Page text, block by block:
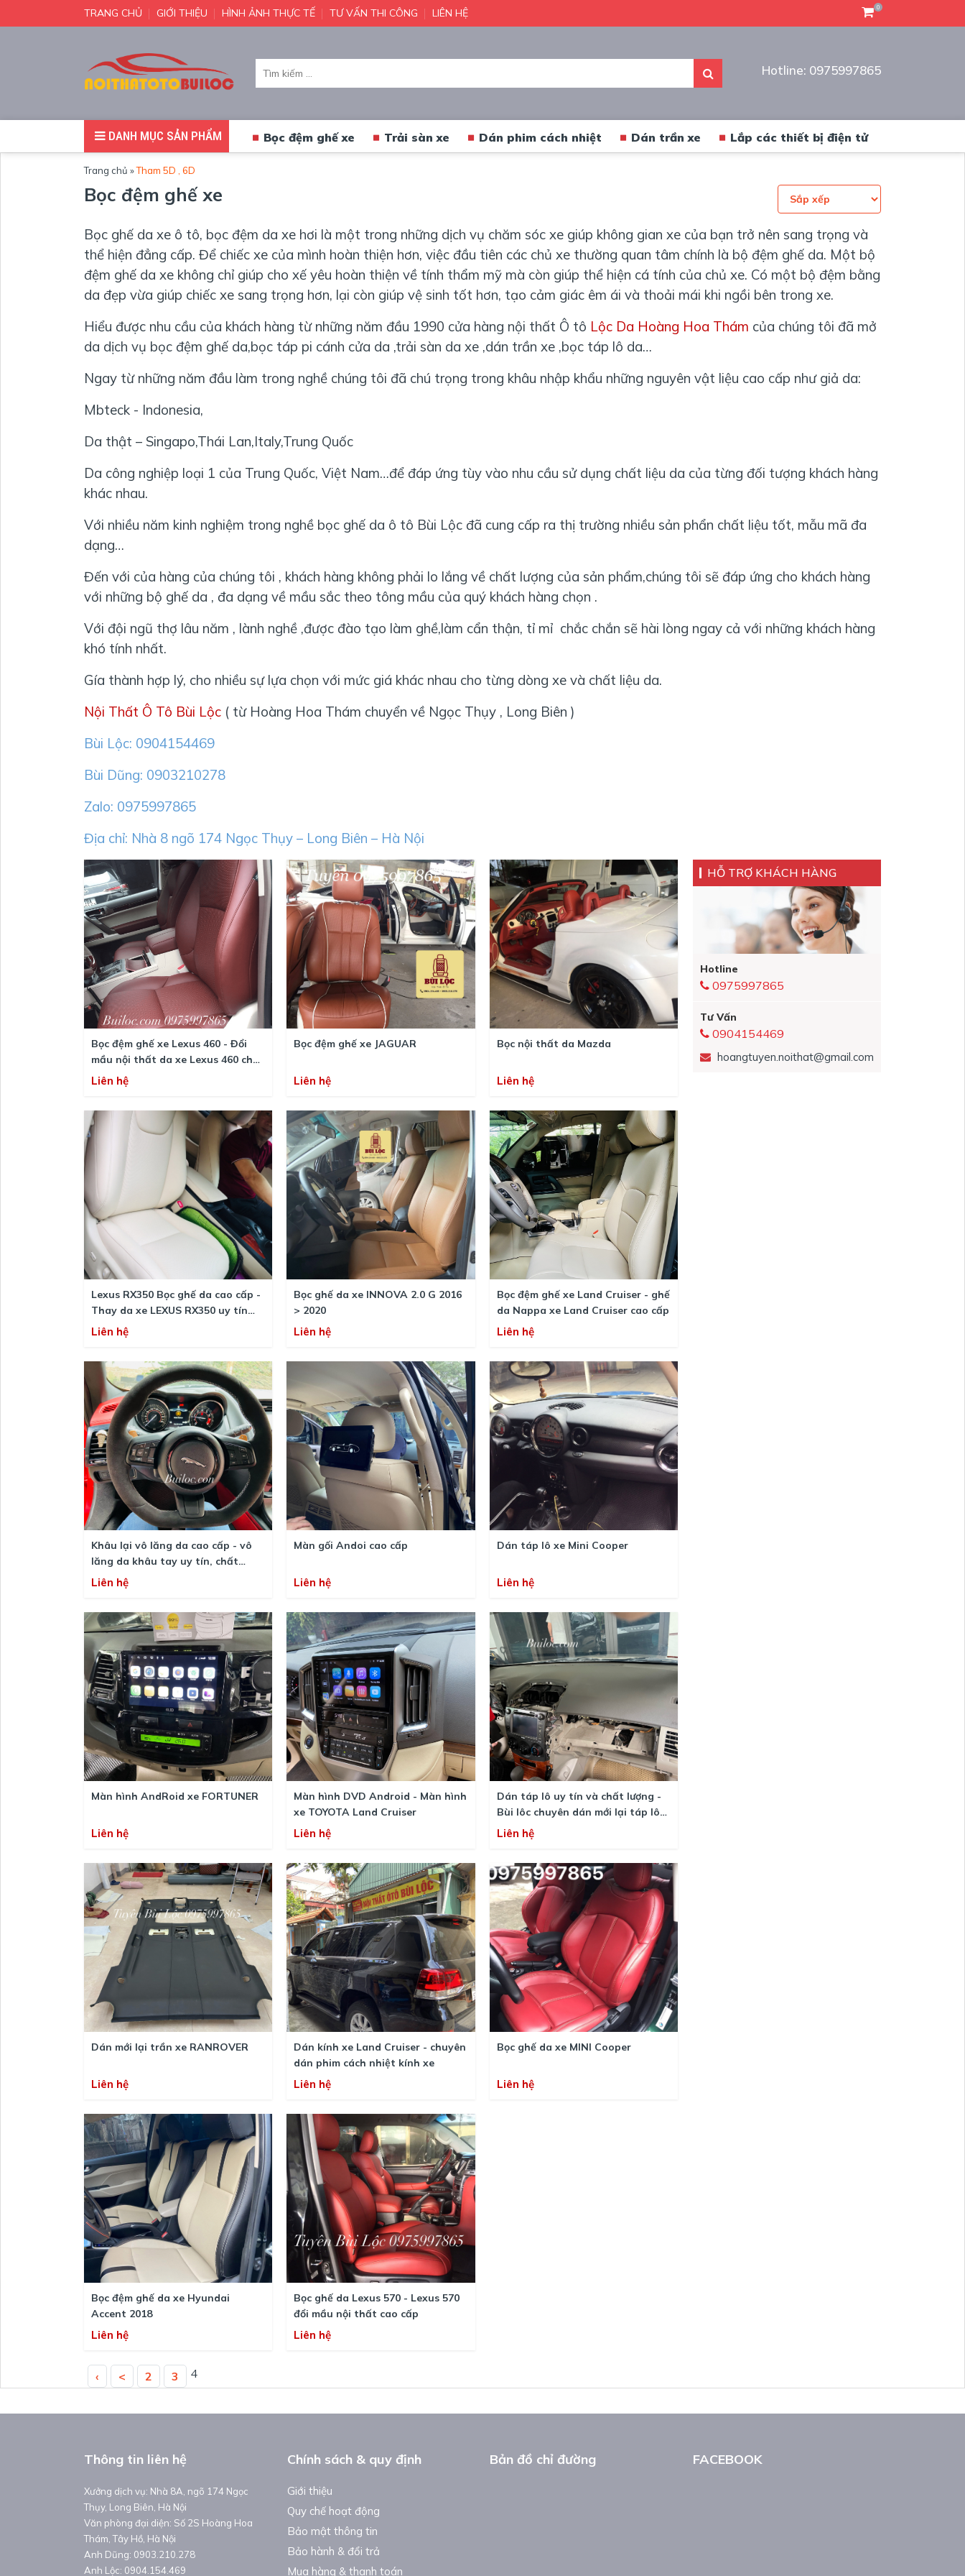
TRANG CHỦ GIỚI THIỆU HÌNH ẢNH THỰC TẾ TƯ VẤN THI CÔNG LIÊN HỆ 0
Tìm
kiếm:
Hotline: 0975997865
DANH MỤC SẢN PHẨM Bọc đệm ghế xe Trải sàn xe Dán phim cách nhiệt Dán trần xe Lắp các thiết bị điện tử
Trang chủ »Tham 5D , 6D
Bọc đệm ghế xe
Bọc ghế da xe ô tô, bọc đệm da xe hơi là một trong những dịch vụ chăm sóc xe giúp không gian xe của bạn trở nên sang trọng và
thể hiện đẳng cấp. Để chiếc xe của mình hoàn thiện hơn, việc đầu tiên các chủ xe thường quan tâm chính là bộ đệm ghế da. Một bộ
đệm ghế da xe không chỉ giúp cho xế yêu hoàn thiện về tính thẩm mỹ mà còn giúp thể hiện cá tính của chủ xe. Có một bộ đệm bằng
da đẹp vừa giúp chiếc xe sang trọng hơn, lại còn giúp vệ sinh tốt hơn, tạo cảm giác êm ái và thoải mái khi ngồi bên trong xe.
Hiểu được nhu cầu của khách hàng từ những năm đầu 1990 cửa hàng nội thất Ô tô Lộc Da Hoàng Hoa Thám của chúng tôi đã mở
da dịch vụ bọc đệm ghế da,bọc táp pi cánh cửa da ,trải sàn da xe ,dán trần xe ,bọc táp lô da…
Ngay từ những năm đầu làm trong nghề chúng tôi đã chú trọng trong khâu nhập khẩu những nguyên vật liệu cao cấp như giả da:
Mbteck - Indonesia,
Da thật – Singapo,Thái Lan,Italy,Trung Quốc
Da công nghiệp loại 1 của Trung Quốc, Việt Nam…để đáp ứng tùy vào nhu cầu sử dụng chất liệu da của từng đối tượng khách hàng
khác nhau.
Với nhiều năm kinh nghiệm trong nghề bọc ghế da ô tô Bùi Lộc đã cung cấp ra thị trường nhiều sản phẩn chất liệu tốt, mẫu mã đa
dạng…
Đến với của hàng của chúng tôi , khách hàng không phải lo lắng về chất lượng của sản phẩm,chúng tôi sẽ đáp ứng cho khách hàng
với những bộ ghế da , đa dạng về mầu sắc theo tông mầu của quý khách hàng chọn .
Với đội ngũ thợ lâu năm , lành nghề ,được đào tạo làm ghề,làm cẩn thận, tỉ mỉ chắc chắn sẽ hài lòng ngay cả với những khách hàng
khó tính nhất.
Gía thành hợp lý, cho nhiều sự lựa chọn với mức giá khác nhau cho từng dòng xe và chất liệu da.
Nội Thất Ô Tô Bùi Lộc ( từ Hoàng Hoa Thám chuyển về Ngọc Thụy , Long Biên )
Bùi Lộc: 0904154469
Bùi Dũng: 0903210278
Zalo: 0975997865
Địa chỉ: Nhà 8 ngõ 174 Ngọc Thụy – Long Biên – Hà Nội
Bọc đệm ghế xe Lexus 460 - Đổi
mầu nội thất da xe Lexus 460 chất
lượng cao
Liên hệ
Bọc đệm ghế xe JAGUAR
Liên hệ
Bọc nội thất da Mazda
Liên hệ
Lexus RX350 Bọc ghế da cao cấp -
Thay da xe LEXUS RX350 uy tín
chất lượng
Liên hệ
Bọc ghế da xe INNOVA 2.0 G 2016
> 2020
Liên hệ
Bọc đệm ghế xe Land Cruiser - ghế
da Nappa xe Land Cruiser cao cấp
Liên hệ
Khâu lại vô lăng da cao cấp - vô
lăng da khâu tay uy tín, chất
lượng
Liên hệ
Màn gối Andoi cao cấp
Liên hệ
Dán táp lô xe Mini Cooper
Liên hệ
Màn hình AndRoid xe FORTUNER
Liên hệ
Màn hình DVD Android - Màn hình
xe TOYOTA Land Cruiser
Liên hệ
Dán táp lô uy tín và chất lượng -
Bùi lôc chuyên dán mới lại táp lô
vô lăng
Liên hệ
Dán mới lại trần xe RANROVER
Liên hệ
Dán kính xe Land Cruiser - chuyên
dán phim cách nhiệt kính xe
Liên hệ
Bọc ghế da xe MINI Cooper
Liên hệ
Bọc đệm ghế da xe Hyundai
Accent 2018
Liên hệ
Bọc ghế da Lexus 570 - Lexus 570
đổi mầu nội thất cao cấp
Liên hệ
‹ < 2 3 4
HỖ TRỢ KHÁCH HÀNG
Hotline
0975997865
Tư Vấn
0904154469
hoangtuyen.noithat@gmail.com
Thông tin liên hệ
Xưởng dịch vụ: Nhà 8A, ngõ 174 Ngọc
Thụy, Long Biên, Hà Nội
Văn phòng đại diện: Số 2S Hoàng Hoa
Thám, Tây Hồ, Hà Nội
Anh Dũng: 0903.210.278
Anh Lộc: 0904.154.469
Chính sách & quy định
Giới thiệu
Quy chế hoạt động
Bảo mật thông tin
Bảo hành & đổi trả
Mua hàng & thanh toán
Bản đồ chỉ đường FACEBOOK